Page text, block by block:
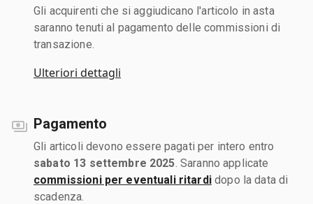
Gli acquirenti che si aggiudicano l'articolo in asta
saranno tenuti al pagamento delle commissioni di
transazione.
Ulteriori dettagli
Pagamento
Gli articoli devono essere pagati per intero entro
sabato 13 settembre 2025 . Saranno applicate
commissioni per eventuali ritardidopo la data di
scadenza.